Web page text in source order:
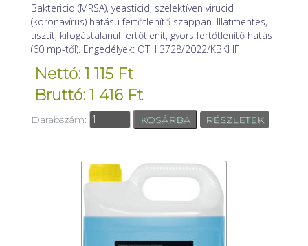
Baktericid (MRSA), yeasticid, szelektíven virucid
(koronavírus) hatású fertőtlenítő szappan. Illatmentes,
tisztít, kifogástalanul fertőtlenít, gyors fertőtlenítő hatás
(60 mp-től). Engedélyek: OTH 3728/2022/KBKHF
Nettó: 1 115 Ft
Bruttó: 1 416 Ft
Darabszám: RÉSZLETEK